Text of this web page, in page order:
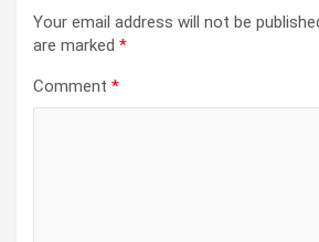
Your email address will not be
are marked *
Comment *